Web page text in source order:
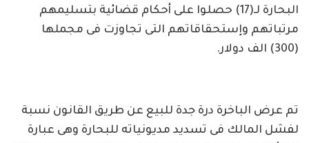
البحارة لـ(17) حصلوا على أحكام قضائية بتسليمهم
مرتباتهم وإستحقاقاتهم التى تجاوزت فى مجملها
(300) الف دولار.
تم عرض الباخرة درة جدة للبيع عن طريق القانون نسبة
لفشل المالك فى تسديد مديونياته للبحارة وهى عبارة